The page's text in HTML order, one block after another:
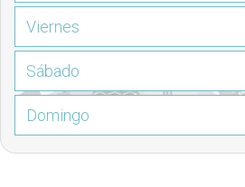
Viernes
Sábado
Domingo